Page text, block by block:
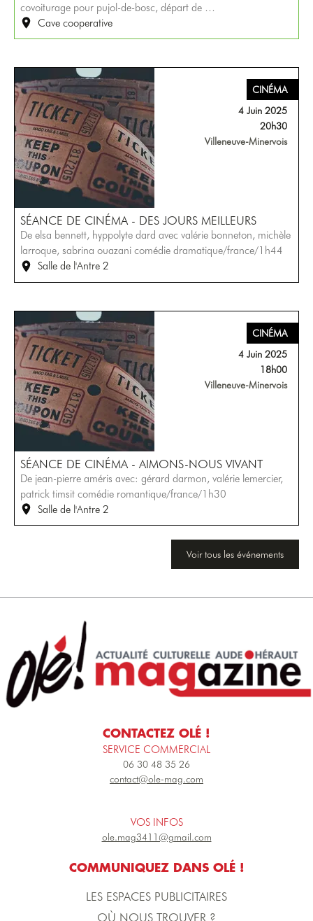
covoiturage pour pujol-de-bosc, départ de …
Cave cooperative
CINÉMA
4 Juin 2025
20h30
Villeneuve-Minervois
SÉANCE DE CINÉMA - DES JOURS MEILLEURS
De elsa bennett, hyppolyte dard avec valérie bonneton, michèle
larroque, sabrina ouazani comédie dramatique/france/1h44
Salle de l'Antre 2
CINÉMA
4 Juin 2025
18h00
Villeneuve-Minervois
SÉANCE DE CINÉMA - AIMONS-NOUS VIVANT
De jean-pierre améris avec: gérard darmon, valérie lemercier,
patrick timsit comédie romantique/france/1h30
Salle de l'Antre 2
Voir tous les événements
CONTACTEZ OLÉ !
SERVICE COMMERCIAL
06 30 48 35 26
contact@ole-mag.com
VOS INFOS
ole.mag3411@gmail.com
COMMUNIQUEZ DANS OLÉ !
LES ESPACES PUBLICITAIRES
OÙ NOUS TROUVER ?